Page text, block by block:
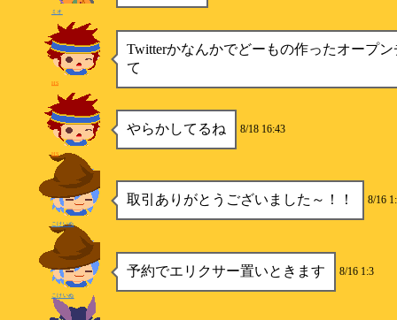
ミオ
Twitterかなんかでどーもの作ったオープ
て
HS
やらかしてるね 8/18 16:43
HS
取引ありがとうございました～！！ 8/16
こけいぬ
予約でエリクサー置いときます 8/16 1:3
こけいぬ